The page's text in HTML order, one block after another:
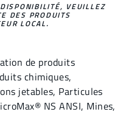
VEUILLEZ
DES PRODUITS
LOCAL.
de produits
chimiques,
jetables, Particules
NS ANSI, Mines,